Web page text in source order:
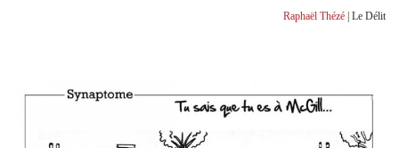
Raphaël Thézé | Le Délit